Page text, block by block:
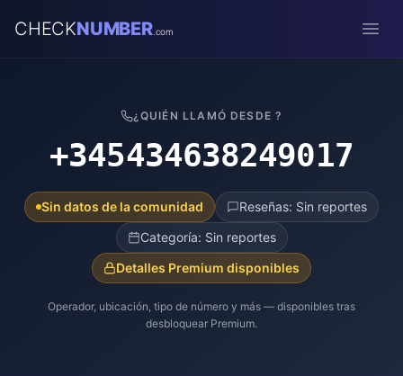
CHECKNUMBER.com
¿QUIÉN LLAMÓ DESDE ?
+345434638249017
Sin datos de la comunidad
Reseñas: Sin reportes
Categoría: Sin reportes
Detalles Premium disponibles
Operador, ubicación, tipo de número y más — disponibles tras
desbloquear Premium.